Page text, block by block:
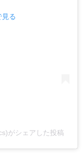
る
がシェアした投稿